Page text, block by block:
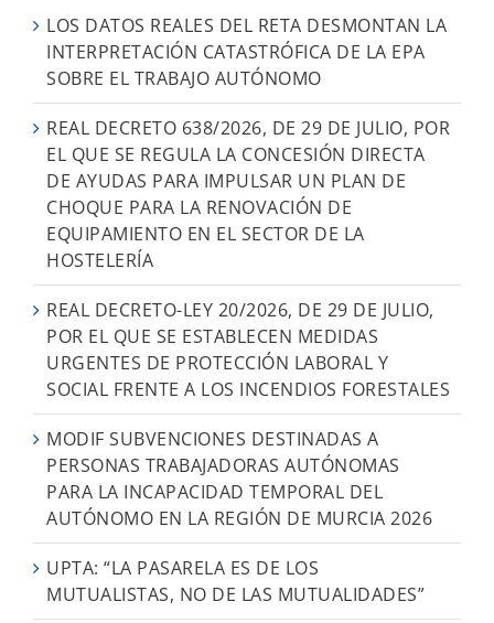
LOS DATOS REALES DEL RETA DESMONTAN LA
INTERPRETACIÓN CATASTRÓFICA DE LA EPA
SOBRE EL TRABAJO AUTÓNOMO
REAL DECRETO 638/2026, DE 29 DE JULIO, POR
EL QUE SE REGULA LA CONCESIÓN DIRECTA
DE AYUDAS PARA IMPULSAR UN PLAN DE
CHOQUE PARA LA RENOVACIÓN DE
EQUIPAMIENTO EN EL SECTOR DE LA
HOSTELERÍA
REAL DECRETO-LEY 20/2026, DE 29 DE JULIO,
POR EL QUE SE ESTABLECEN MEDIDAS
URGENTES DE PROTECCIÓN LABORAL Y
SOCIAL FRENTE A LOS INCENDIOS FORESTALES
MODIF SUBVENCIONES DESTINADAS A
PERSONAS TRABAJADORAS AUTÓNOMAS
PARA LA INCAPACIDAD TEMPORAL DEL
AUTÓNOMO EN LA REGIÓN DE MURCIA 2026
UPTA: “LA PASARELA ES DE LOS
MUTUALISTAS, NO DE LAS MUTUALIDADES”